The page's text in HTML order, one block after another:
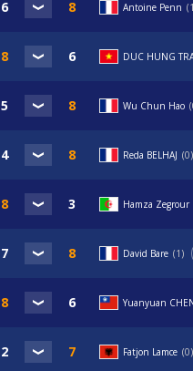
Antoine Penn
DUC HUNG
Wu Chun Hao
Reda BELHAJ 0
Hamza Zegrour
David Bare 1
Yuanyuan
Fatjon Lamce 0